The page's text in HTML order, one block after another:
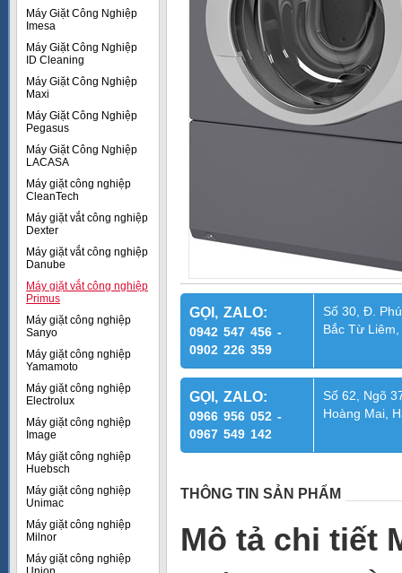
Máy Giặt Công Nghiệp
Imesa
Máy Giặt Công Nghiệp
ID Cleaning
Máy Giặt Công Nghiệp
Maxi
Máy Giặt Công Nghiệp
Pegasus
Máy Giặt Công Nghiệp
LACASA
Máy giặt công nghiệp
CleanTech
Máy giặt vắt công nghiệp
Dexter
Máy giặt vắt công nghiệp
Danube
Máy giặt vắt công nghiệp
Primus
Máy giặt công nghiệp
Sanyo
Máy giặt công nghiệp
Yamamoto
Máy giặt công nghiệp
Electrolux
Máy giặt công nghiệp
Image
Máy giặt công nghiệp
Huebsch
Máy giặt công nghiệp
Unimac
Máy giặt công nghiệp
Milnor
Máy giặt công nghiệp
GỌI, ZALO:
0942 547 456 -
0902 226 359
Số 30, Đ.
Bắc Từ
GỌI, ZALO:
0966 956 052 -
0967 549 142
Số 62, Ngõ
Hoàng Mai,
THÔNG TIN SẢN PHẨM
Mô tả chi tiết